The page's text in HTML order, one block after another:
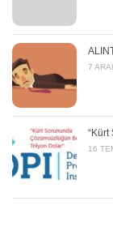
7
16